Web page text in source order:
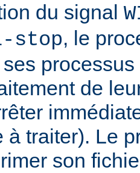
du signal
stop, le
de
à traiter). Le
son